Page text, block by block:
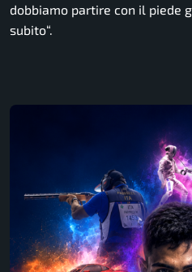
dobbiamo partire con il piede
subito“.